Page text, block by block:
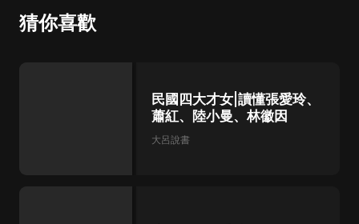
猜你喜歡
民國四大才女|讀懂張愛玲、
蕭紅、陸小曼、林徽因
大呂說書